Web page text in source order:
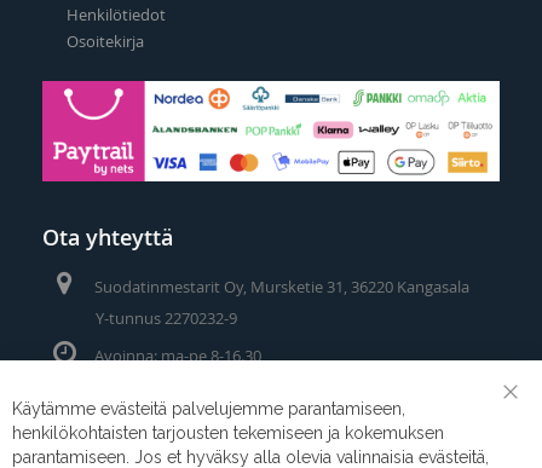
Henkilötiedot
Osoitekirja
Ota yhteyttä
Suodatinmestarit Oy, Mursketie 31, 36220 Kangasala
Y-tunnus 2270232-9
Avoinna: ma-pe 8-16.30
Puhelin/Whatsapp:
Sähköposti:myynti@suodatinmestarit.fi
Käytämme evästeitä palvelujemme parantamiseen,
henkilökohtaisten tarjousten tekemiseen ja kokemuksen
parantamiseen. Jos et hyväksy alla olevia valinnaisia evästeitä,